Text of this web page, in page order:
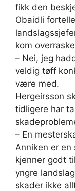
fikk den
Obaidli
kom
– Nei, jeg
veldig tøff
være med.
Hergeirsson
tidligere har
– En
Anniken er en
kjenner godt
yngre
skader ikke